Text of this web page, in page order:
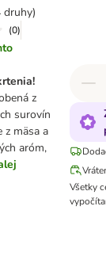
druhy)
(0)
!
z
surovín
z mäsa a
aróm,
Všetky